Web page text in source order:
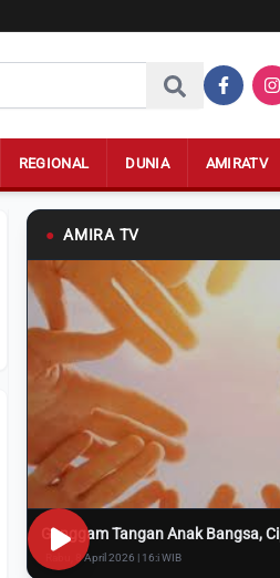
REGIONAL DUNIA AMIRATV
● AMIRA TV
Genggam Tangan Anak Bangsa,
Rabu, 8 April 2026 | 16:i WIB